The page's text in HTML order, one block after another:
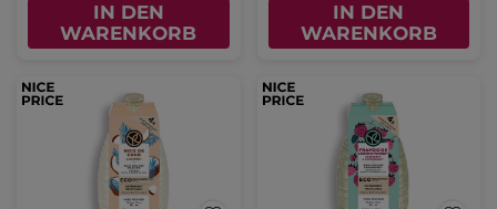
IN DEN
WARENKORB
IN DEN
WARENKORB